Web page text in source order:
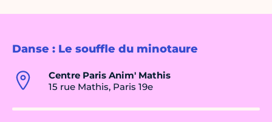
Danse : Le souffle du minotaure
Centre Paris Anim' Mathis
15 rue Mathis, Paris 19e